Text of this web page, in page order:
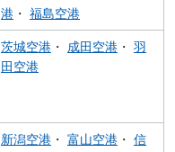
港 ・ 福島空港
茨城空港 ・ 成田空港 ・ 羽
田空港
新潟空港 ・ 富山空港 ・ 信